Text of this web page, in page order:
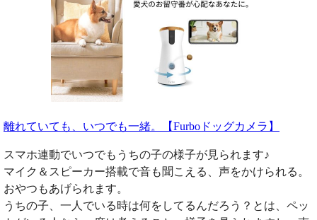
離れていても、いつでも一緒。【Furboドッグカメラ】
スマホ連動でいつでもうちの子の様子が見られます♪
マイク＆スピーカー搭載で音も聞こえる、声をかけられる。
おやつもあげられます。
うちの子、一人でいる時は何をしてるんだろう？とは、ペッ